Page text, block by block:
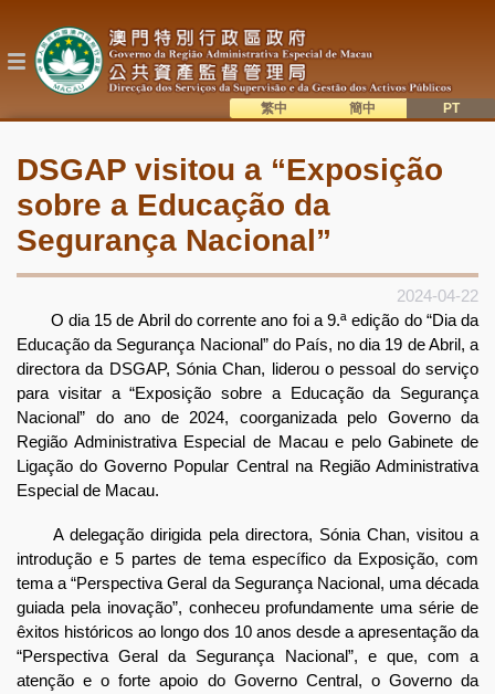
o
conteúdo
DSGAP visitou a “Exposição
sobre a Educação da
Segurança Nacional”
2024-04-22
O dia 15 de Abril do corrente ano foi a 9.ª edição do “Dia da
Educação da Segurança Nacional” do País, no dia 19 de Abril, a
directora da DSGAP, Sónia Chan, liderou o pessoal do serviço
para visitar a “Exposição sobre a Educação da Segurança
Nacional” do ano de 2024, coorganizada pelo Governo da
Região Administrativa Especial de Macau e pelo Gabinete de
Ligação do Governo Popular Central na Região Administrativa
Especial de Macau.
A delegação dirigida pela directora, Sónia Chan, visitou a
introdução e 5 partes de tema específico da Exposição, com
tema a “Perspectiva Geral da Segurança Nacional, uma década
guiada pela inovação”, conheceu profundamente uma série de
êxitos históricos ao longo dos 10 anos desde a apresentação da
“Perspectiva Geral da Segurança Nacional”, e que, com a
atenção e o forte apoio do Governo Central, o Governo da